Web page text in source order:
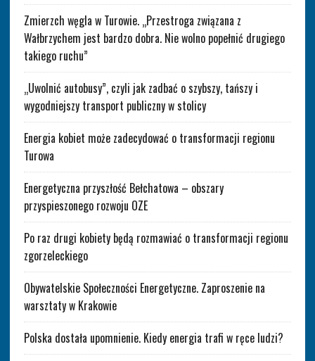
Zmierzch węgla w Turowie. „Przestroga związana z
Wałbrzychem jest bardzo dobra. Nie wolno popełnić drugiego
takiego ruchu”
„Uwolnić autobusy”, czyli jak zadbać o szybszy, tańszy i
wygodniejszy transport publiczny w stolicy
Energia kobiet może zadecydować o transformacji regionu
Turowa
Energetyczna przyszłość Bełchatowa – obszary
przyspieszonego rozwoju OZE
Po raz drugi kobiety będą rozmawiać o transformacji regionu
zgorzeleckiego
Obywatelskie Społeczności Energetyczne. Zaproszenie na
warsztaty w Krakowie
Polska dostała upomnienie. Kiedy energia trafi w ręce ludzi?